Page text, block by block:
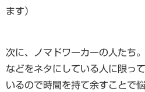
ます）
次に、ノマドワーカーの人たち
などをネタにしている人に限っ
いるので時間を持て余すことで